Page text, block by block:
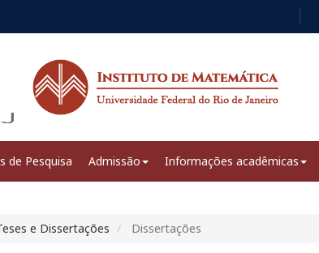
CONTEÚDO
de Pesquisa Admissão Informações acadêmicas
e Dissertações Dissertações